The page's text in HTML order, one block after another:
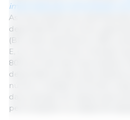
importada para alimentação
As importações de vitaminas
dependentes da China,
(B1), ácido pantoténico (B5),
E, em que as fontes chinesas
80% do total das importações.
dependência das importações
número limitado de fontes
da produção de rações para
perturbações na cadeia de